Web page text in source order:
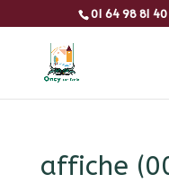
01 64 98 81 40
affiche